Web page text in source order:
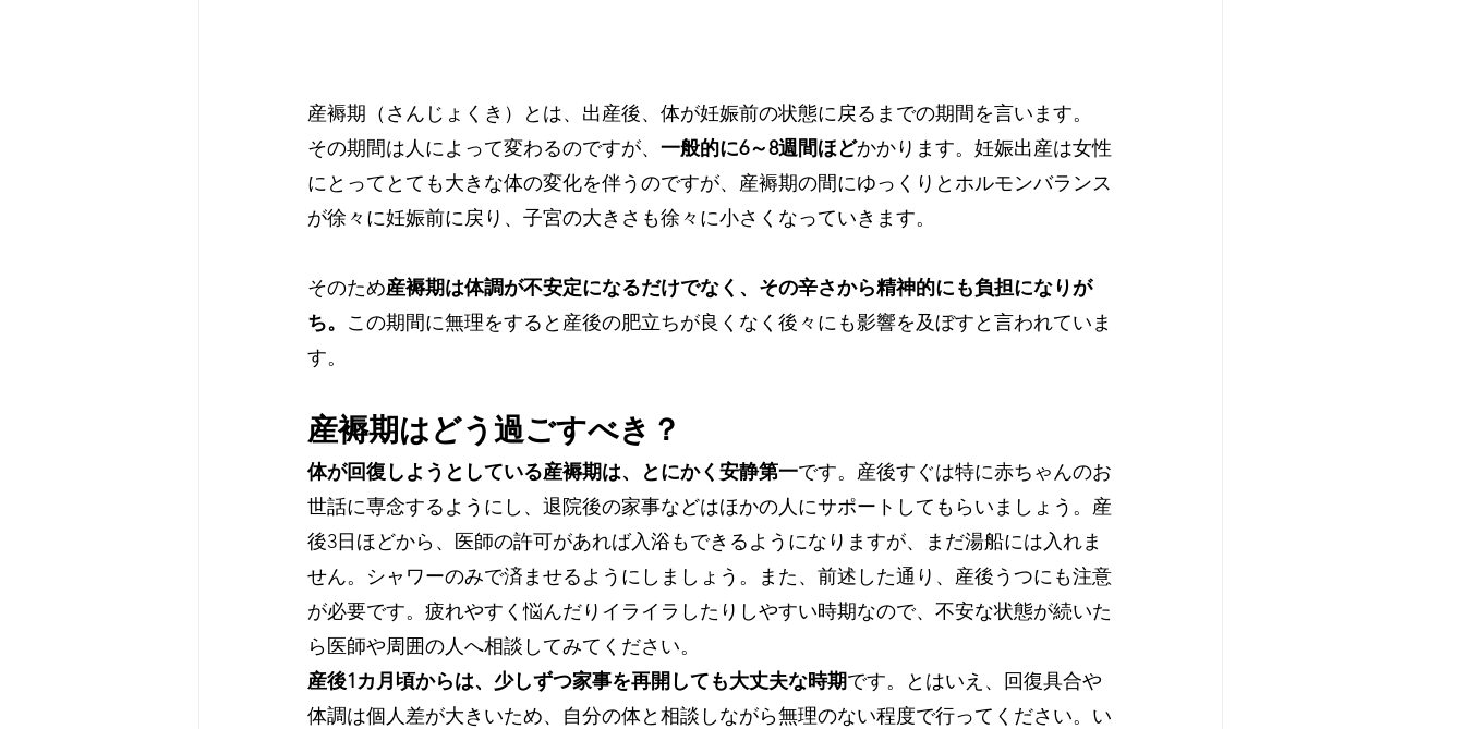
産褥期（さんじょくき）とは、出産後、体が妊娠前の状態に戻るまでの期間を言います。
その期間は人によって変わるのですが、 一般的に6～8週間ほどかかります。妊娠出産は女性
にとってとても大きな体の変化を伴うのですが、産褥期の間にゆっくりとホルモンバランス
が徐々に妊娠前に戻り、子宮の大きさも徐々に小さくなっていきます。
そのため産褥期は体調が不安定になるだけでなく、その辛さから精神的にも負担になりが
ち。 この期間に無理をすると産後の肥立ちが良くなく後々にも影響を及ぼすと言われていま
す。
産褥期はどう過ごすべき？
体が回復しようとしている産褥期は、とにかく安静第一です。産後すぐは特に赤ちゃんのお
世話に専念するようにし、退院後の家事などはほかの人にサポートしてもらいましょう。産
後3日ほどから、医師の許可があれば入浴もできるようになりますが、まだ湯船には入れま
せん。シャワーのみで済ませるようにしましょう。また、前述した通り、産後うつにも注意
が必要です。疲れやすく悩んだりイライラしたりしやすい時期なので、不安な状態が続いた
ら医師や周囲の人へ相談してみてください。
産後1カ月頃からは、少しずつ家事を再開しても大丈夫な時期です。とはいえ、回復具合や
体調は個人差が大きいため、自分の体と相談しながら無理のない程度で行ってください。い